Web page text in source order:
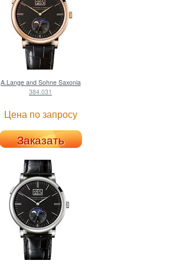
A.Lange and SohneSaxonia
384.031
Цена по запросу
Заказать